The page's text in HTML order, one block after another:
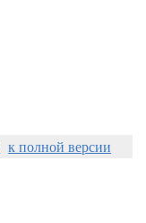
к полной версии